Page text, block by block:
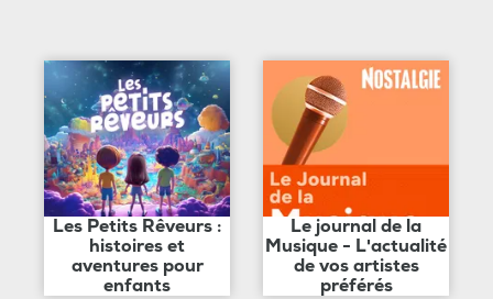
Les Petits Rêveurs :
histoires et
aventures pour
enfants
Le journal de la
Musique - L'actualité
de vos artistes
préférés